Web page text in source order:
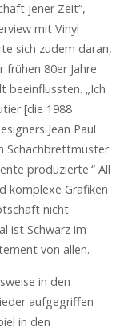
jener Zeit“,
mit Vinyl
sich zudem daran,
frühen 80er Jahre
beeinflussten. „Ich
[die 1988
Jean Paul
Schachbrettmuster
produzierte.“ All
komplexe Grafiken
nicht
ist Schwarz im
von allen.
in den
aufgegriffen
in den